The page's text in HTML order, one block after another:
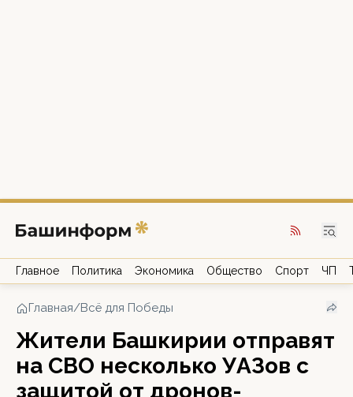
Главное Политика Экономика Общество Спорт ЧП
Главная/Всё для Победы
Жители Башкирии отправят
на СВО несколько УАЗов с
защитой от дронов-